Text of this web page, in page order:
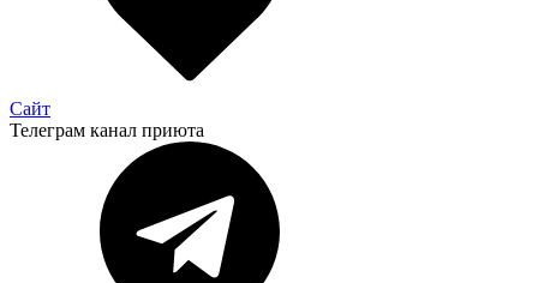
Сайт
Телеграм канал приюта